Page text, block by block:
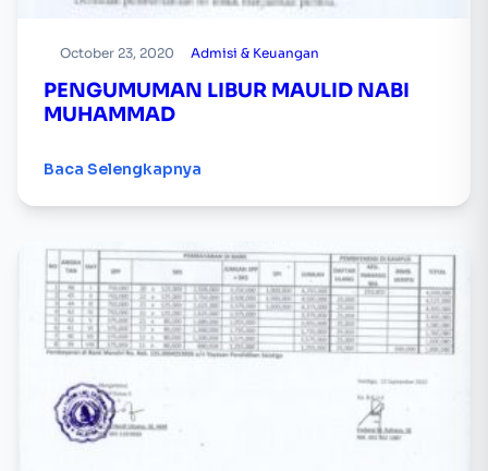
October 23, 2020 Admisi & Keuangan
PENGUMUMAN LIBUR MAULID NABI
MUHAMMAD
Baca Selengkapnya